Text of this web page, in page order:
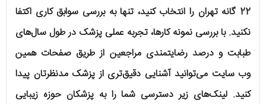
22 گانه تهران را انتخاب کنید، تنها به بررسی سوابق کاری اکتفا
نکنید. با بررسی نمونه کارها، تجربه عملی پزشک در طول سال‌های
طبابت و درصد رضایتمندی مراجعین از طریق صفحات همین
وب سایت می‌توانید آشنایی دقیق‌تری از پزشک مدنظرتان پیدا
کنید. لینک‌های زیر دسترسی شما را به پزشکان حوزه زیبایی